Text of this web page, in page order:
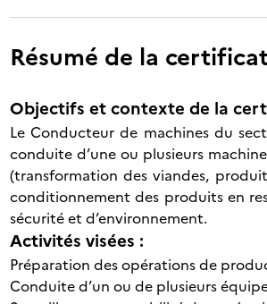
Résumé de la
Objectifs et contexte de la
Le Conducteur de machines du
conduite d’une ou plusieurs
(transformation des viandes,
conditionnement des produits en
sécurité et d’environnement.
Activités visées :
Préparation des opérations de
Conduite d’un ou de plusieurs